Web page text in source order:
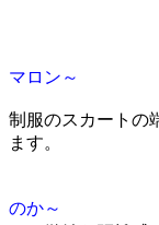
マロン～
制服のスカートの
ます。
のか～